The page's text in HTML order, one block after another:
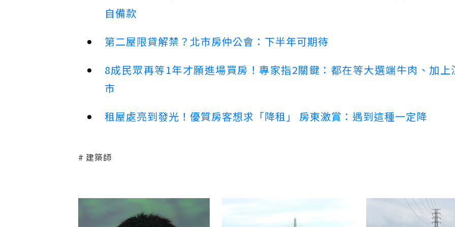
自備款
第二屋限貸解禁？北市房仲公會：下半年可期待
8成民眾再等1年才願進場買房！專家指2關鍵：都在等大選端牛肉、加上
市
租屋處亮到發光！優質房客想求「降租」 房東激賞：遇到這種一定降
建築師